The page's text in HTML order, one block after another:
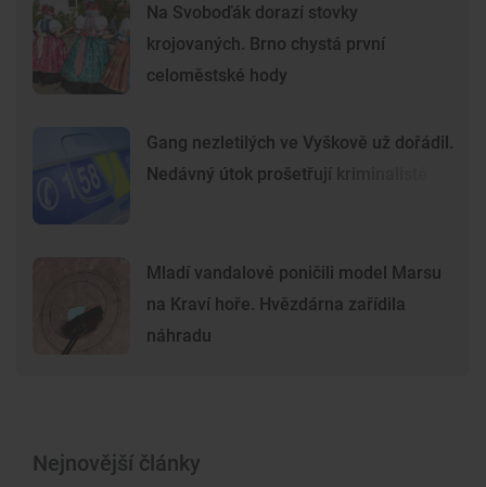
Na Svoboďák dorazí stovky
krojovaných. Brno chystá první
celoměstské hody
Gang nezletilých ve Vyškově už dořádil.
Nedávný útok prošetřují kriminalisté
Mladí vandalové poničili model Marsu
na Kraví hoře. Hvězdárna zařídila
náhradu
Nejnovější články